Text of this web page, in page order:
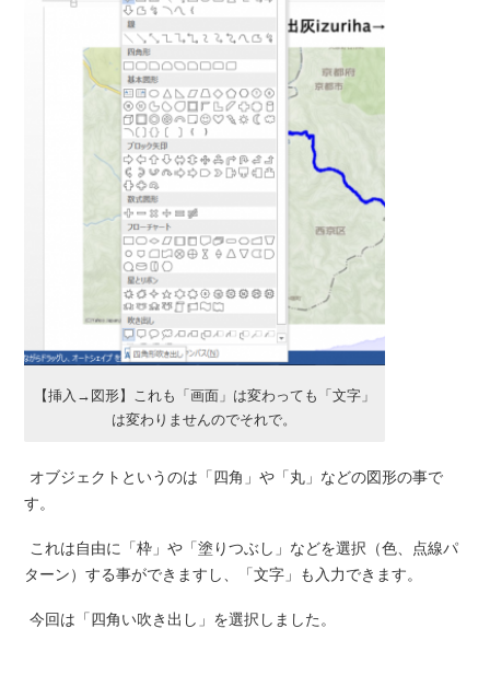
【挿入→図形】これも「画面」は変わっても「文字」
は変わりませんのでそれで。
オブジェクトというのは「四角」や「丸」などの図形の事で
す。
これは自由に「枠」や「塗りつぶし」などを選択（色、点線パ
ターン）する事ができますし、「文字」も入力できます。
今回は「四角い吹き出し」を選択しました。